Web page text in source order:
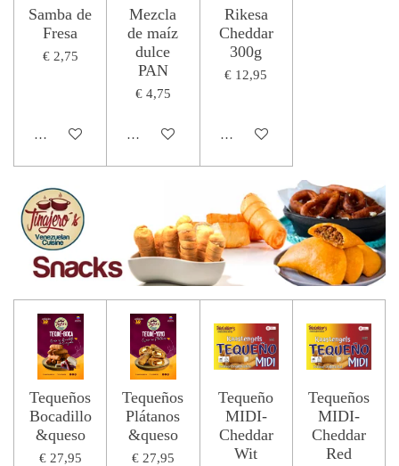
Samba de
Fresa
€ 2,75
Houd mij op de hoogte
Mezcla
de maíz
dulce
PAN
€ 4,75
Houd mij op de hoogte
Rikesa
Cheddar
300g
€ 12,95
Houd mij op de hoogte
Tequeños
Bocadillo
&queso
€ 27,95
Tequeños
Plátanos
&queso
€ 27,95
Tequeño
MIDI-
Cheddar
Wit
Tequeños
MIDI-
Cheddar
Red